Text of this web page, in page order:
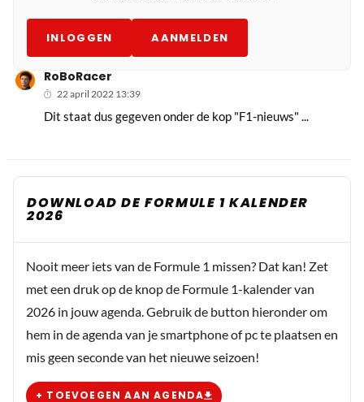
INLOGGEN AANMELDEN
RoBoRacer
22 april 2022 13:39
Dit staat dus gegeven onder de kop "F1-nieuws" ...
DOWNLOAD DE FORMULE 1 KALENDER
2026
Nooit meer iets van de Formule 1 missen? Dat kan! Zet
met een druk op de knop de Formule 1-kalender van
2026 in jouw agenda. Gebruik de button hieronder om
hem in de agenda van je smartphone of pc te plaatsen en
mis geen seconde van het nieuwe seizoen!
+ TOEVOEGEN AAN AGENDA